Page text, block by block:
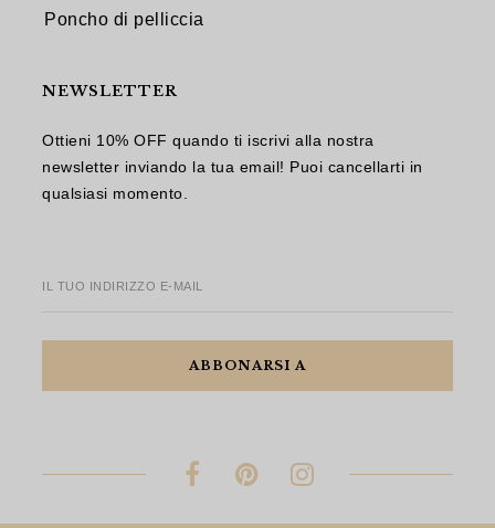
Poncho di pelliccia
NEWSLETTER
Ottieni 10% OFF quando ti iscrivi alla nostra
newsletter inviando la tua email! Puoi cancellarti in
qualsiasi momento.
IL TUO INDIRIZZO E-MAIL